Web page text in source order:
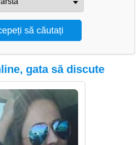
gata să discute